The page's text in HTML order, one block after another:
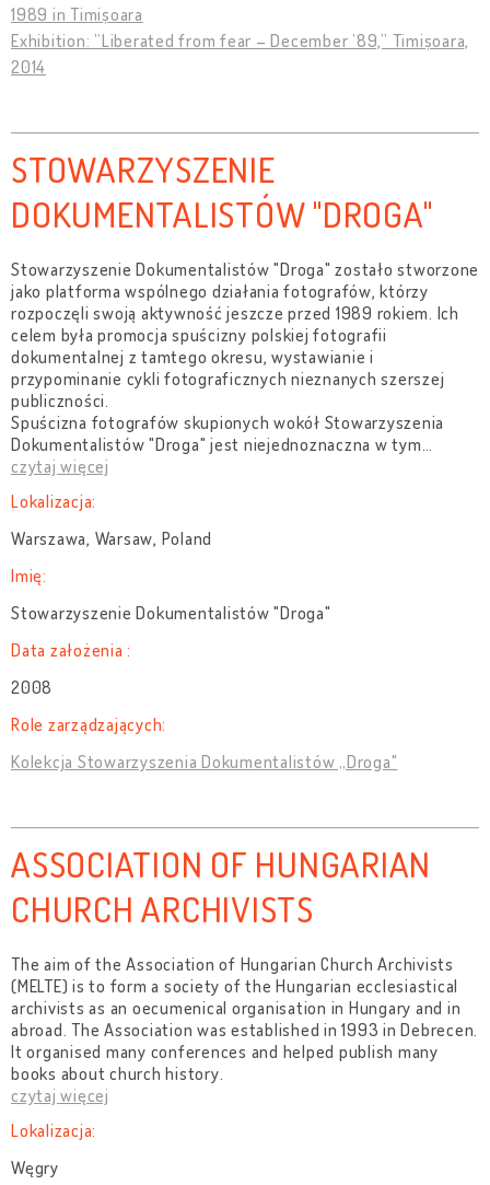
1989 in Timișoara
Exhibition: ”Liberated from fear – December ’89,” Timișoara,
2014
STOWARZYSZENIE
DOKUMENTALISTÓW "DROGA"
Stowarzyszenie Dokumentalistów "Droga" zostało stworzone
jako platforma wspólnego działania fotografów, którzy
rozpoczęli swoją aktywność jeszcze przed 1989 rokiem. Ich
celem była promocja spuścizny polskiej fotografii
dokumentalnej z tamtego okresu, wystawianie i
przypominanie cykli fotograficznych nieznanych szerszej
publiczności.
Spuścizna fotografów skupionych wokół Stowarzyszenia
Dokumentalistów "Droga" jest niejednoznaczna w tym…
czytaj więcej
Lokalizacja:
Warszawa, Warsaw, Poland
Imię:
Stowarzyszenie Dokumentalistów "Droga"
Data założenia :
2008
Role zarządzających:
Kolekcja Stowarzyszenia Dokumentalistów „Droga"
ASSOCIATION OF HUNGARIAN
CHURCH ARCHIVISTS
The aim of the Association of Hungarian Church Archivists
(MELTE) is to form a society of the Hungarian ecclesiastical
archivists as an oecumenical organisation in Hungary and in
abroad. The Association was established in 1993 in Debrecen.
It organised many conferences and helped publish many
books about church history.
czytaj więcej
Lokalizacja:
Węgry